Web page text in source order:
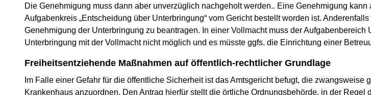
Die Genehmigung muss dann aber unverzüglich nachgeholt werden.. Eine Genehmigung
Aufgabenkreis „Entscheidung über Unterbringung“ vom Gericht bestellt worden ist.
Genehmigung der Unterbringung zu beantragen. In einer Vollmacht muss der
Unterbringung mit der Vollmacht nicht möglich und es müsste ggfs. die Einrichtung einer
Freiheitsentziehende Maßnahmen auf öffentlich-rechtlicher Grundlage
Im Falle einer Gefahr für die öffentliche Sicherheit ist das Amtsgericht befugt, die
Krankenhaus anzuordnen. Den Antrag hierfür stellt die örtliche Ordnungsbehörde, in der